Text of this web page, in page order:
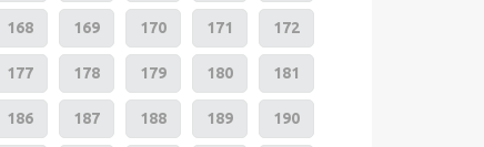
168 169 170 171 172
177 178 179 180 181
186 187 188 189 190